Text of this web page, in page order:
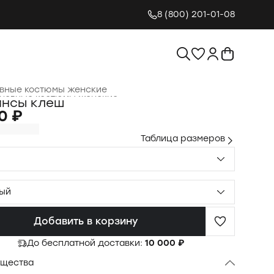
8 (800) 201-01-08
костюмы женские
костюмы женские
Одежда для женщин
› клеш
₽
Таблица размеров
Добавить в корзину
До бесплатной доставки: 10 000 ₽